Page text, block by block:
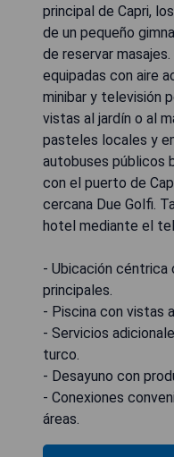
principal de Capri,
de un pequeño
de reservar
equipadas con aire
minibar y televisión
vistas al jardín o al
pasteles locales y
autobuses públicos
con el puerto de
cercana Due Golfi.
hotel mediante el
- Ubicación
principales.
- Piscina con vistas
- Servicios
turco.
- Desayuno con
- Conexiones
áreas.